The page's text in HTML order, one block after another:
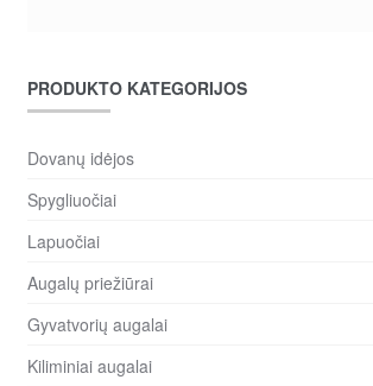
PRODUKTO KATEGORIJOS
Dovanų idėjos
Spygliuočiai
Lapuočiai
Augalų priežiūrai
Gyvatvorių augalai
Kiliminiai augalai